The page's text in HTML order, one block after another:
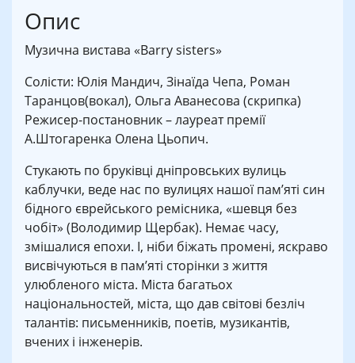
Опис
Музична вистава «Barry sisters»
Солісти: Юлія Мандич, Зінаїда Чепа, Роман
Таранцов(вокал), Ольга Аванесова (скрипка)
Режисер-постановник – лауреат премії
А.Штогаренка Олена Цьопич.
Стукають по бруківці дніпровських вулиць
каблучки, веде нас по вулицях нашої пам’яті син
бідного єврейського ремісника, «шевця без
чобіт» (Володимир Щербак). Немає часу,
змішалися епохи. І, ніби біжать промені, яскраво
висвічуються в пам’яті сторінки з життя
улюбленого міста. Міста багатьох
національностей, міста, що дав світові безліч
талантів: письменників, поетів, музикантів,
вчених і інженерів.